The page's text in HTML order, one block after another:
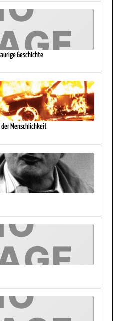
Geschichte
der Menschlichkeit